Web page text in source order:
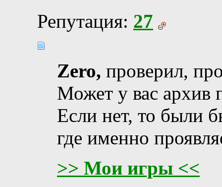
Репутация: 27
Zero, проверил,
Может у вас архив
Если нет, то были
где именно
>> Мои игры <<